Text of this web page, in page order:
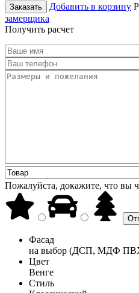
Заказать Добавить в корзину
замерщика
Получить расчет
Пожалуйста, докажите, что вы
Фасад
на выбор (ДСП, МДФ
Цвет
Венге
Стиль